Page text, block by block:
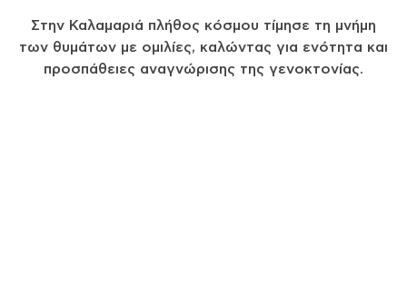
Στην Καλαμαριά πλήθος κόσμου τίμησε τη μνήμη
των θυμάτων με ομιλίες, καλώντας για ενότητα και
προσπάθειες αναγνώρισης της γενοκτονίας.